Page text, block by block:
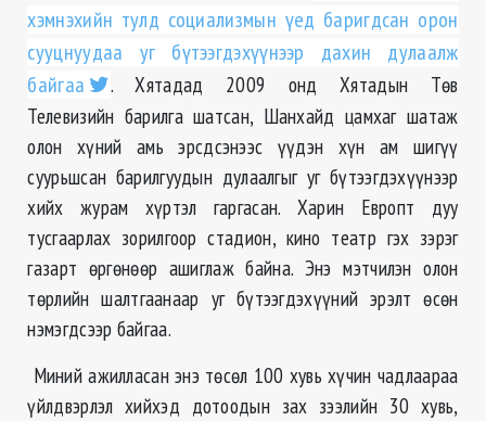
хэмнэхийн тулд социализмын үед баригдсан орон
сууцнуудаа уг бүтээгдэхүүнээр дахин дулаалж
байгаа
. Хятадад 2009 онд Хятадын Төв
Телевизийн барилга шатсан, Шанхайд цамхаг шатаж
олон хүний амь эрсдсэнээс үүдэн хүн ам шигүү
суурьшсан барилгуудын дулаалгыг уг бүтээгдэхүүнээр
хийх журам хүртэл гаргасан. Харин Европт дуу
тусгаарлах зорилгоор стадион, кино театр гэх зэрэг
газарт өргөнөөр ашиглаж байна. Энэ мэтчилэн олон
төрлийн шалтгаанаар уг бүтээгдэхүүний эрэлт өсөн
нэмэгдсээр байгаа.
Миний ажилласан энэ төсөл 100 хувь хүчин чадлаараа
үйлдвэрлэл хийхэд дотоодын зах зээлийн 30 хувь,